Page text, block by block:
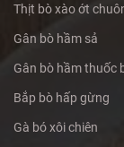
Thịt bò xào ớt
Gân bò hầm sả
Gân bò hầm thuốc
Bắp bò hấp gừng
Gà bó xôi chiên